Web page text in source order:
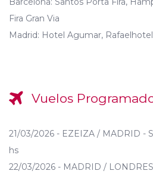
Fira Gran Via
Madrid: Hotel Agumar,
Vuelos
21/03/2026 - EZEIZA / MADRID -
hs
22/03/2026 - MADRID /